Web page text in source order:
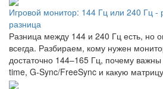
Игровой монитор: 144 Гц или 240 Гц -
разница
Разница между 144 и 240 Гц есть, но
всегда. Разбираем, кому нужен
достаточно 144–165 Гц, почему
time, G-Sync/FreeSync и какую